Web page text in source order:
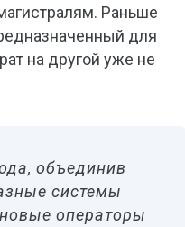
Раньше
для
на другой уже не
объединив
системы
операторы